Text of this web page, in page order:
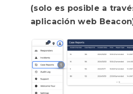
(solo es posible a
aplicación web